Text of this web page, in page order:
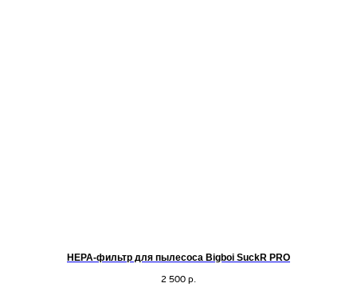
HEPA-фильтр для пылесоса Bigboi SuckR PRO
2 500 р.